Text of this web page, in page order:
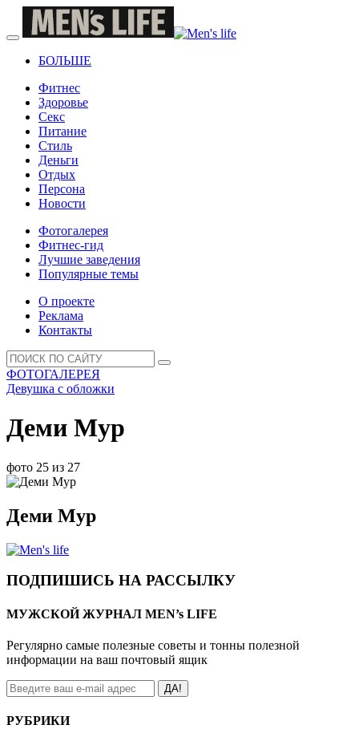
БОЛЬШЕ
Фитнес
Здоровье
Секс
Питание
Стиль
Деньги
Отдых
Персона
Новости
Фотогалерея
Фитнес-гид
Лучшие заведения
Популярные темы
О проекте
Реклама
Контакты
ФОТОГАЛЕРЕЯ
Девушка с обложки
Деми Мур
фото 25 из 27
Деми Мур
ПОДПИШИСЬ НА РАССЫЛКУ
МУЖСКОЙ ЖУРНАЛ MEN’s LIFE
Регулярно самые полезные советы и тонны полезной
информации на ваш почтовый ящик
ДА!
РУБРИКИ